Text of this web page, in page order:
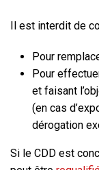
Il est interdit de
Pour
Pour
et faisant
(en cas
dérogation
Si le CDD est